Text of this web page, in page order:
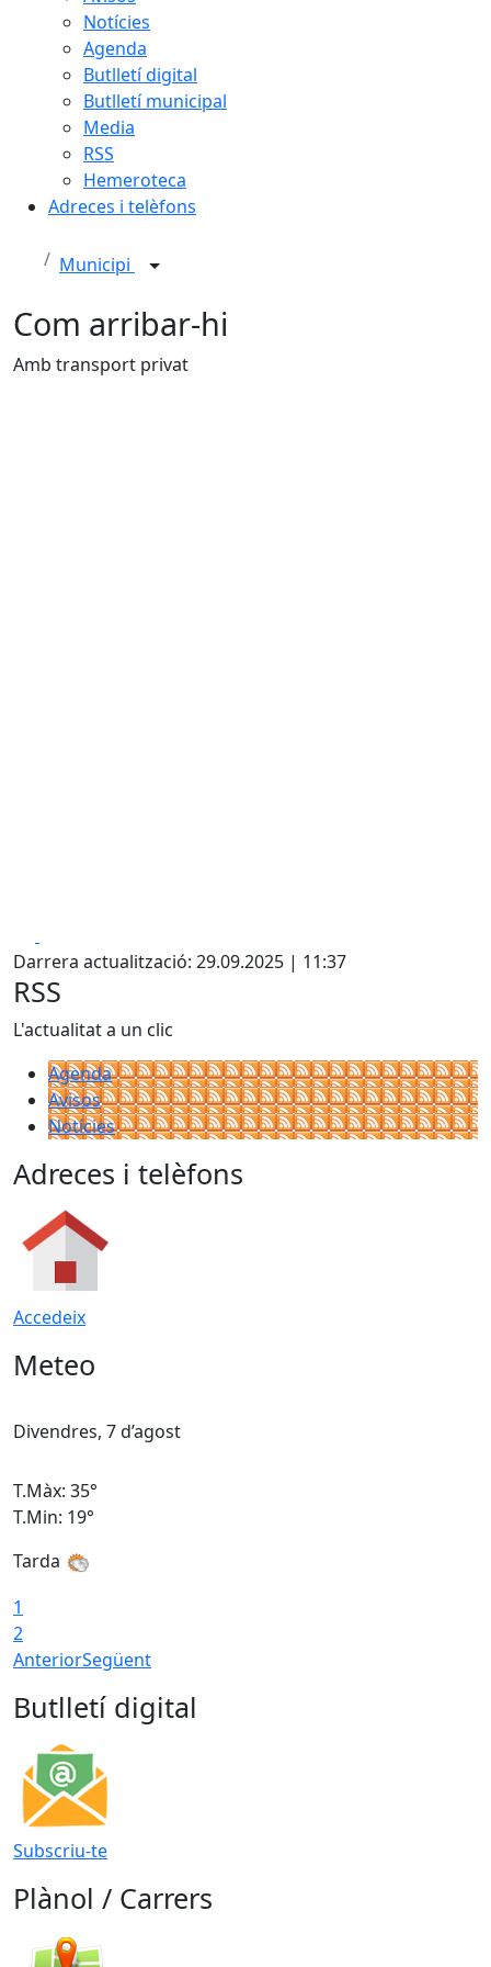
Notícies
Agenda
Butlletí digital
Butlletí municipal
Media
RSS
Hemeroteca
Adreces i telèfons
Municipi
Com arribar-hi
Amb transport privat
Darrera actualització: 29.09.2025 | 11:37
RSS
L'actualitat a un clic
Agenda
Avisos
Notícies
Adreces i telèfons
Accedeix
Meteo
Divendres, 7 d’agost
T.Màx: 35°
T.Min: 19°
Tarda
1
2
AnteriorSegüent
Butlletí digital
Subscriu-te
Plànol / Carrers